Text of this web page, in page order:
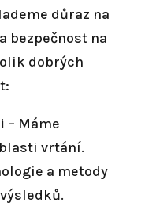
důraz na
bezpečnost na
dobrých
– Máme
vrtání.
a metody